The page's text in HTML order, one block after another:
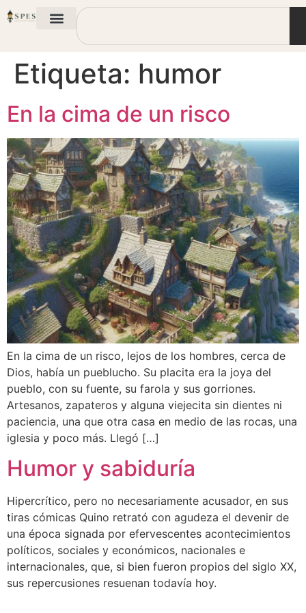
Etiqueta: humor
En la cima de un risco
En la cima de un risco, lejos de los hombres, cerca de
Dios, había un pueblucho. Su placita era la joya del
pueblo, con su fuente, su farola y sus gorriones.
Artesanos, zapateros y alguna viejecita sin dientes ni
paciencia, una que otra casa en medio de las rocas, una
iglesia y poco más. Llegó […]
Humor y sabiduría
Hipercrítico, pero no necesariamente acusador, en sus
tiras cómicas Quino retrató con agudeza el devenir de
una época signada por efervescentes acontecimientos
políticos, sociales y económicos, nacionales e
internacionales, que, si bien fueron propios del siglo XX,
sus repercusiones resuenan todavía hoy.